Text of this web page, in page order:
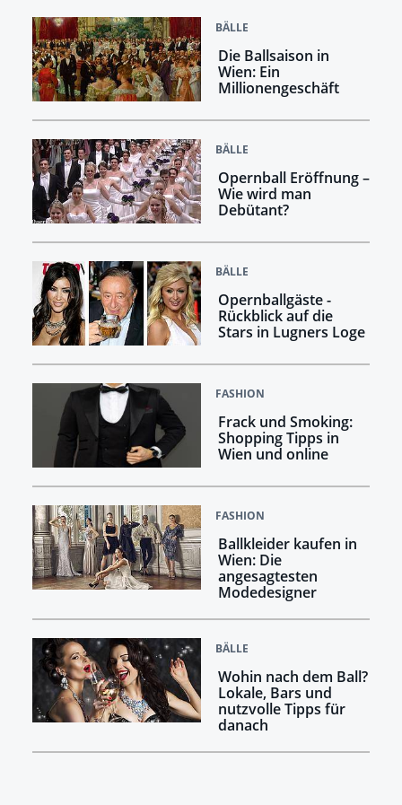
BÄLLE
Die Ballsaison in
Wien: Ein
Millionengeschäft
BÄLLE
Opernball Eröffnung –
Wie wird man
Debütant?
BÄLLE
Opernballgäste -
Rückblick auf die
Stars in Lugners Loge
FASHION
Frack und Smoking:
Shopping Tipps in
Wien und online
FASHION
Ballkleider kaufen in
Wien: Die
angesagtesten
Modedesigner
BÄLLE
Wohin nach dem Ball?
Lokale, Bars und
nutzvolle Tipps für
danach